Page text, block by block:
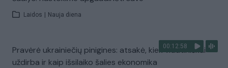
Laidos Nauja diena
00:12:58
Pravėrė ukrainiečių pinigines: atsakė, kiek vidutiniškai
uždirba ir kaip išsilaiko šalies ekonomika